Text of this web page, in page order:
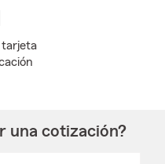
una cotización?